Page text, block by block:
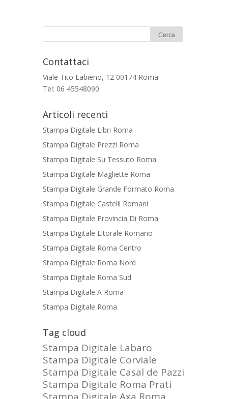
Contattaci
Viale Tito Labieno, 12 00174 Roma
Tel: 06 45548090
Articoli recenti
Stampa Digitale Libri Roma
Stampa Digitale Prezzi Roma
Stampa Digitale Su Tessuto Roma
Stampa Digitale Magliette Roma
Stampa Digitale Grande Formato Roma
Stampa Digitale Castelli Romani
Stampa Digitale Provincia Di Roma
Stampa Digitale Litorale Romano
Stampa Digitale Roma Centro
Stampa Digitale Roma Nord
Stampa Digitale Roma Sud
Stampa Digitale A Roma
Stampa Digitale Roma
Tag cloud
Stampa Digitale Labaro
Stampa Digitale Corviale
Stampa Digitale Casal de Pazzi
Stampa Digitale Roma Prati